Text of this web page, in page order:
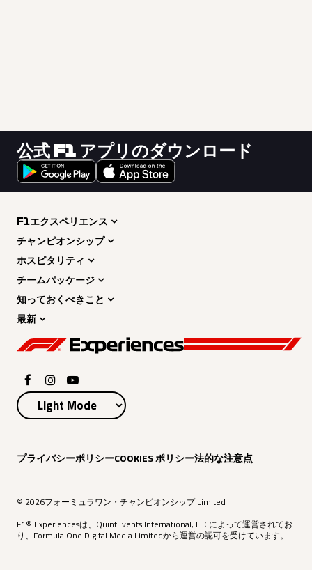
公式 F1 アプリのダウンロード
F1エクスペリエンス
チャンピオンシップ
ホスピタリティ
チームパッケージ
知っておくべきこと
最新
プライバシーポリシーCOOKIES ポリシー法的な注意点
© 2026フォーミュラワン・チャンピオンシップ Limited
F1® Experiencesは、QuintEvents International, LLCによって運営されてお
り、Formula One Digital Media Limitedから運営の認可を受けています。